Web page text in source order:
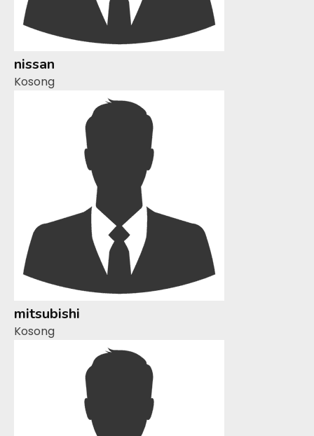
nissan
Kosong
mitsubishi
Kosong